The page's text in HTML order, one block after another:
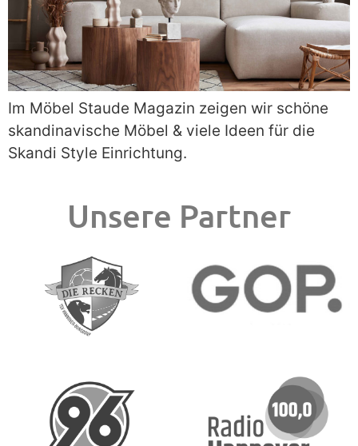
Im Möbel Staude Magazin zeigen wir schöne
skandinavische Möbel & viele Ideen für die
Skandi Style Einrichtung.
Unsere Partner